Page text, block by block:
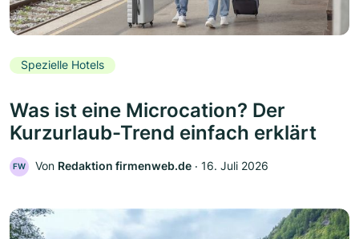
Spezielle Hotels
Was ist eine Microcation? Der
Kurzurlaub-Trend einfach erklärt
FW Von Redaktion firmenweb.de ‧ 16. Juli 2026